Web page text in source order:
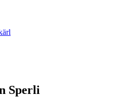
Sperli